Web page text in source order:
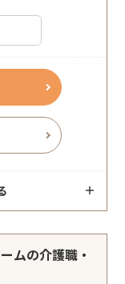
ムの介護職・